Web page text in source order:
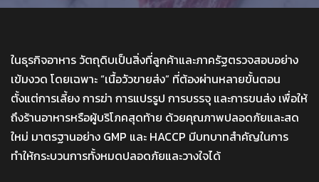
ในธุรกิจอาหาร วัตถุดิบเป็นสิ่งที่ลูกค้าและภาครัฐตรวจสอบอย่าง
เข้มงวด โดยเฉพาะ “เนื้อวัวขายส่ง” ที่ต้องผ่านหลายขั้นตอน
ตั้งแต่การเลี้ยง การฆ่า การแปรรูป การบรรจุ และการขนส่ง เพื่อให้
ถึงร้านอาหารหรือผู้บริโภคสุดท้าย ด้วยคุณภาพปลอดภัยและสด
ใหม่ มาตรฐานอย่าง GMP และ HACCP มีบทบาทสำคัญในการ
ทำให้กระบวนการทั้งหมดปลอดภัยและวางใจได้